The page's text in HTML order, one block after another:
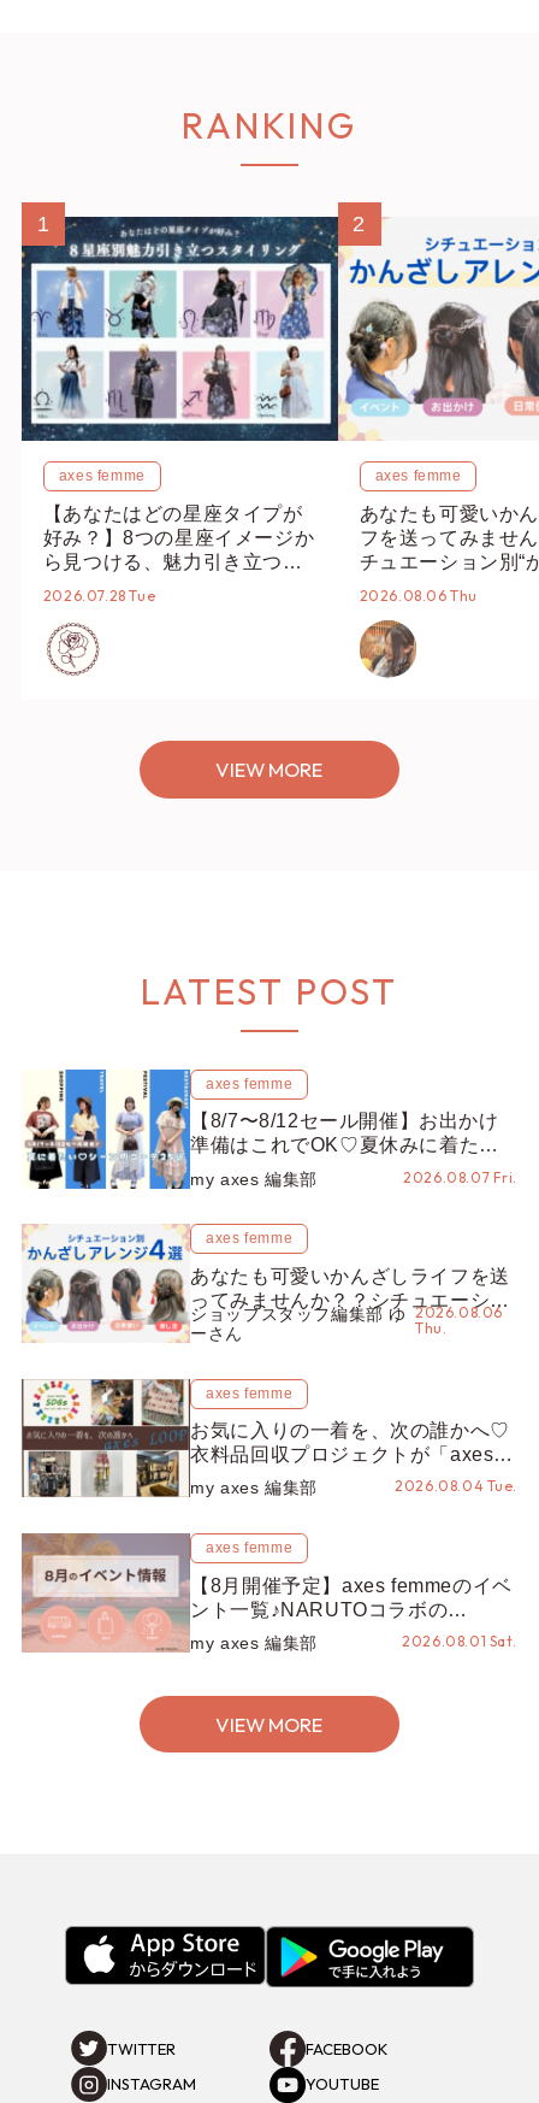
RANKING
1
axes femme
【あなたはどの星座タイプが
好み？】8つの星座イメージか
ら見つける、魅力引き立つス
タイリング♡
2026.07.28 Tue
2
axes femme
あなたも可愛いか
フを送ってみませ
チュエーション別“
オススメ【ショッ
2026.08.06 Thu
VIEW MORE
LATEST POST
axes femme
【8/7〜8/12セール開催】お出かけ
準備はこれでOK♡夏休みに着たい
コーデ25選をシーン別に徹底解説！
my axes 編集部 2026.08.07 Fri.
axes femme
あなたも可愛いかんざしライフを送
ってみませんか？？シチュエーショ
ン別“かんざし”のオススメ【ショッ
プスタッフ編集部】
ショップスタッフ編集部 ゆ
ーさん
2026.08.06
Thu.
axes femme
お気に入りの一着を、次の誰かへ♡
衣料品回収プロジェクトが「axes
LOOP」にアップデート！活用する
とポイントが手に入る◎
my axes 編集部 2026.08.04 Tue.
axes femme
【8月開催予定】axes femmeのイベ
ント一覧♪NARUTOコラボの
REZEN POPUPから、プチYour
Stage.、ティーパーティまで！8月
my axes 編集部 2026.08.01 Sat.
VIEW MORE
TWITTER
FACEBOOK
INSTAGRAM
YOUTUBE